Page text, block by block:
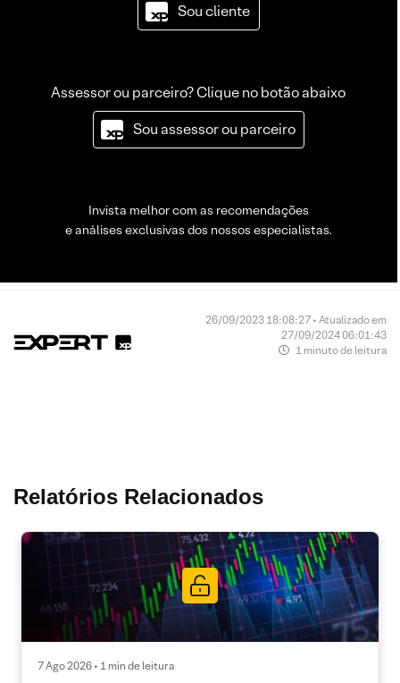
Sou cliente
Assessor ou parceiro? Clique no botão abaixo
Sou assessor ou parceiro
Invista melhor com as recomendações
e análises exclusivas dos nossos especialistas.
26/09/2023 18:08:27 • Atualizado em
27/09/2024 06:01:43
1 minuto de leitura
Relatórios Relacionados
7 Ago 2026 • 1 min de leitura